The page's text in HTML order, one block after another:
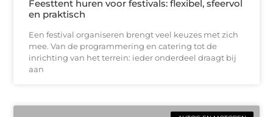
Feesttent huren voor festivals: flexibel, sfeervol
en praktisch
Een festival organiseren brengt veel keuzes met zich
mee. Van de programmering en catering tot de
inrichting van het terrein: ieder onderdeel draagt bij
aan